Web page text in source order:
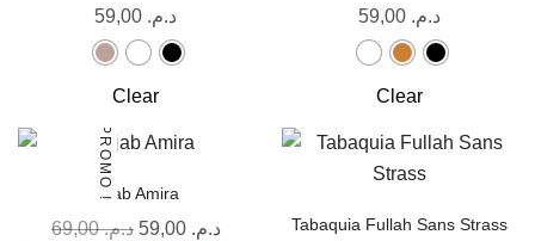
د.م.
Clear
د.م.
Clear
PROMO !
Hijab Amira
د.م.69,00 د.م. 59,00 Tabaquia Fullah Sans Strass